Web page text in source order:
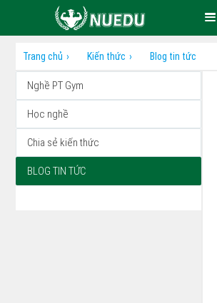
Trang chủ Kiến thức Blog tin tức
Nghề PT Gym
Học nghề
Chia sẻ kiến thức
BLOG TIN TỨC